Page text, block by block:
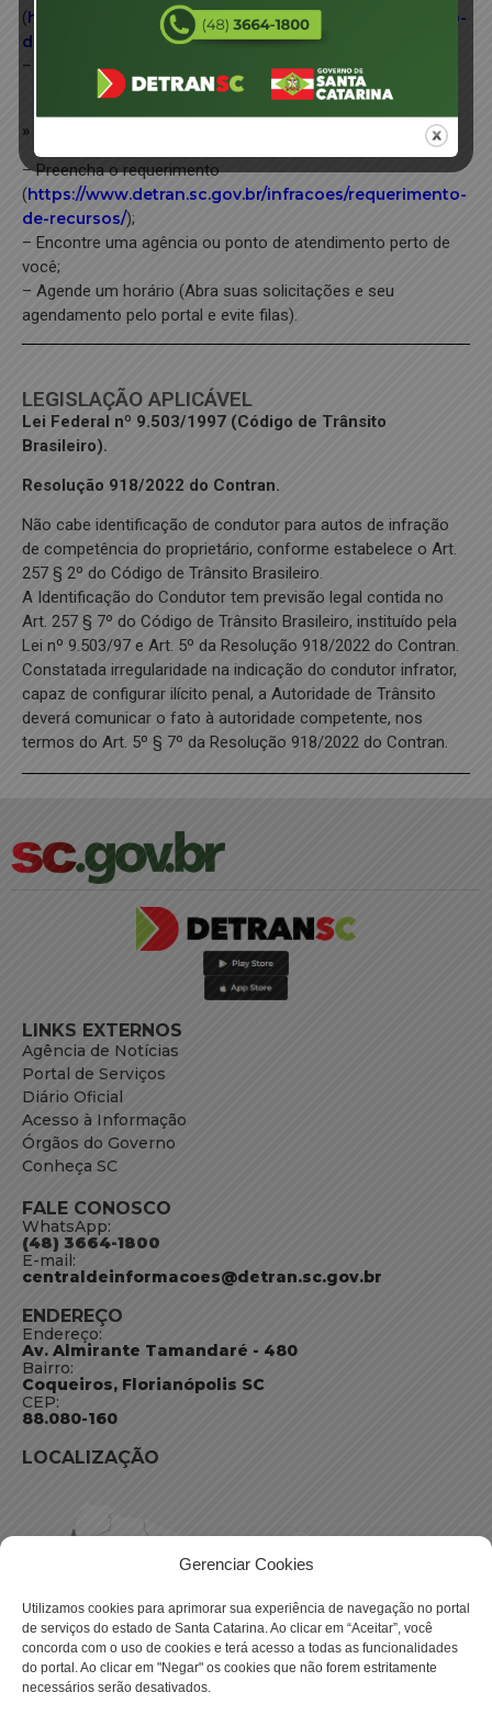
Gerenciar Cookies
Utilizamos cookies para aprimorar sua experiência de navegação no portal
de serviços do estado de Santa Catarina. Ao clicar em “Aceitar”, você
concorda com o uso de cookies e terá acesso a todas as funcionalidades
do portal. Ao clicar em "Negar" os cookies que não forem estritamente
necessários serão desativados.
( https://www.detran.sc.gov.br/infracoes/requerimento-
de-recursos/
– Envie como carta registrada para o órgão autuador;
» Na Agência ou Ponto de Atendimento DETRAN/SC
– Preencha o requerimento
(https://www.detran.sc.gov.br/infracoes/requerimento-
de-recursos/);
– Encontre uma agência ou ponto de atendimento perto de
você;
– Agende um horário (Abra suas solicitações e seu
agendamento pelo portal e evite filas).
LEGISLAÇÃO APLICÁVEL
Lei Federal nº 9.503/1997 (Código de Trânsito
Brasileiro).
Resolução 918/2022 do Contran.
Não cabe identificação de condutor para autos de infração
de competência do proprietário, conforme estabelece o Art.
257 § 2º do Código de Trânsito Brasileiro.
A Identificação do Condutor tem previsão legal contida no
Art. 257 § 7º do Código de Trânsito Brasileiro, instituído pela
Lei nº 9.503/97 e Art. 5º da Resolução 918/2022 do Contran.
Constatada irregularidade na indicação do condutor infrator,
capaz de configurar ilícito penal, a Autoridade de Trânsito
deverá comunicar o fato à autoridade competente, nos
termos do Art. 5º § 7º da Resolução 918/2022 do Contran.
LINKS EXTERNOS
Agência de Notícias
Portal de Serviços
Diário Oficial
Acesso à Informação
Órgãos do Governo
Conheça SC
FALE CONOSCO
WhatsApp:
(48) 3664-1800
E-mail:
centraldeinformacoes@detran.sc.gov.br
ENDEREÇO
Endereço:
Av. Almirante Tamandaré - 480
Bairro:
Coqueiros, Florianópolis SC
CEP:
88.080-160
LOCALIZAÇÃO